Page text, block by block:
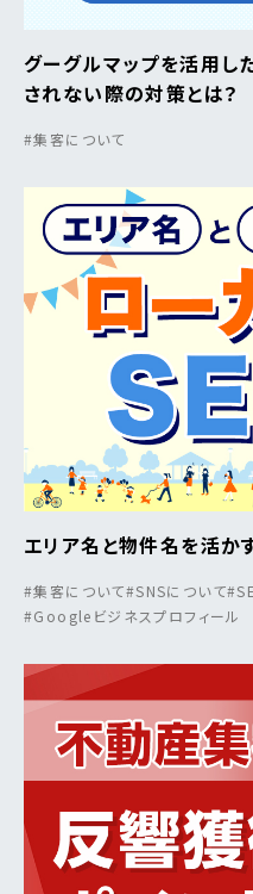
グーグルマップを活用し
されない際の対策とは？
#集客について
エリア名と物件名を活か
#集客について#SNSについて
#Googleビジネスプロフィール